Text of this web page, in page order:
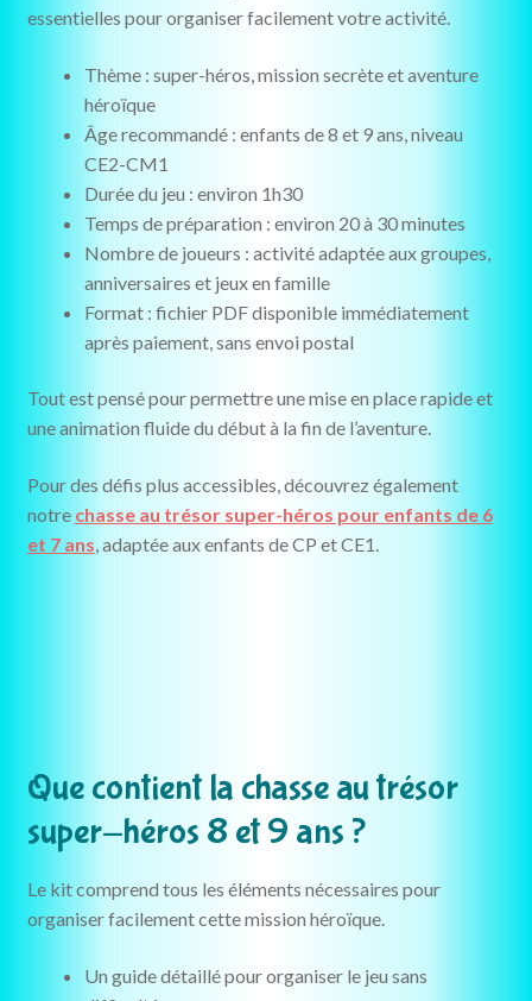
essentielles pour organiser facilement votre activité.
Thème : super-héros, mission secrète et aventure
héroïque
Âge recommandé : enfants de 8 et 9 ans, niveau
CE2-CM1
Durée du jeu : environ 1h30
Temps de préparation : environ 20 à 30 minutes
Nombre de joueurs : activité adaptée aux groupes,
anniversaires et jeux en famille
Format : fichier PDF disponible immédiatement
après paiement, sans envoi postal
Tout est pensé pour permettre une mise en place rapide et
une animation fluide du début à la fin de l’aventure.
Pour des défis plus accessibles, découvrez également
notre chasse au trésor super-héros pour enfants de 6
et 7 ans, adaptée aux enfants de CP et CE1.
Que contient la chasse au trésor
super-héros 8 et 9 ans ?
Le kit comprend tous les éléments nécessaires pour
organiser facilement cette mission héroïque.
Un guide détaillé pour organiser le jeu sans